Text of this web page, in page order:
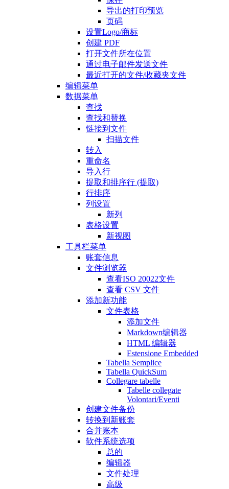
导出的打印预览
页码
设置Logo/商标
创建 PDF
打开文件所在位置
通过电子邮件发送文件
最近打开的文件/收藏夹文件
编辑菜单
数据菜单
查找
查找和替换
链接到文件
扫描文件
转入
重命名
导入行
提取和排序行 (提取)
行排序
列设置
新列
表格设置
新视图
工具栏菜单
账套信息
文件浏览器
查看ISO 20022文件
查看 CSV 文件
添加新功能
文件表格
添加文件
Markdown编辑器
HTML 编辑器
Estensione Embedded
Tabella Semplice
Tabella QuickSum
Collegare tabelle
Tabelle collegate
Volontari/Eventi
创建文件备份
转换到新账套
合并账本
软件系统选项
总的
编辑器
文件处理
高级